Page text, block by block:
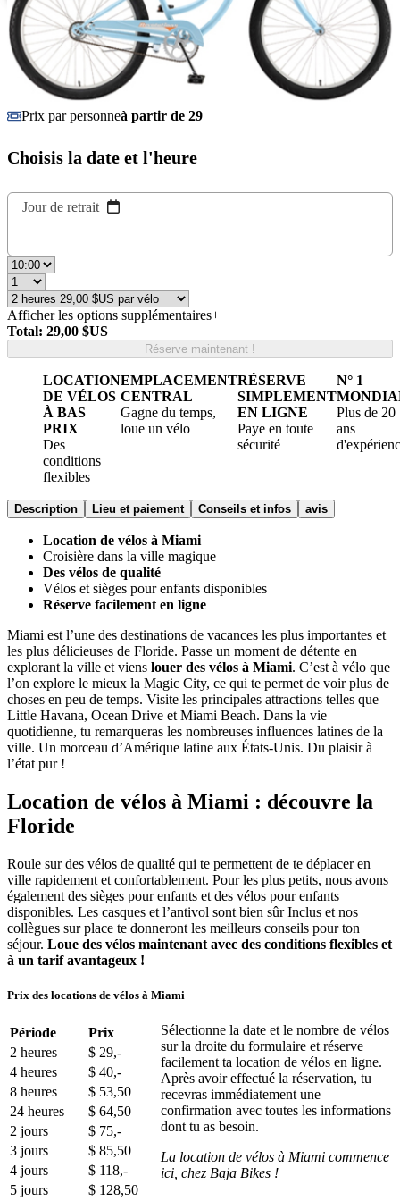
Prix par personneà partir de 29
Choisis la date et l'heure
Jour de retrait
Afficher les options supplémentaires+
Total: 29,00 $US
Réserve maintenant !
LOCATION
DE VÉLOS
À BAS
PRIX
Des
conditions
flexibles
EMPLACEMENT
CENTRAL
Gagne du temps,
loue un vélo
RÉSERVE
SIMPLEMENT
EN LIGNE
Paye en toute
sécurité
N° 1
Plus de 20
ans
Description Lieu et paiement Conseils et infos avis
Location de vélos à Miami
Croisière dans la ville magique
Des vélos de qualité
Vélos et sièges pour enfants disponibles
Réserve facilement en ligne
Miami est l’une des destinations de vacances les plus importantes et
les plus délicieuses de Floride. Passe un moment de détente en
explorant la ville et viens louer des vélos à Miami. C’est à vélo que
l’on explore le mieux la Magic City, ce qui te permet de voir plus de
choses en peu de temps. Visite les principales attractions telles que
Little Havana, Ocean Drive et Miami Beach. Dans la vie
quotidienne, tu remarqueras les nombreuses influences latines de la
ville. Un morceau d’Amérique latine aux États-Unis. Du plaisir à
l’état pur !
Location de vélos à Miami : découvre la
Floride
Roule sur des vélos de qualité qui te permettent de te déplacer en
ville rapidement et confortablement. Pour les plus petits, nous avons
également des sièges pour enfants et des vélos pour enfants
disponibles. Les casques et l’antivol sont bien sûr Inclus et nos
collègues sur place te donneront les meilleurs conseils pour ton
séjour. Loue des vélos maintenant avec des conditions flexibles et
à un tarif avantageux !
Prix des locations de vélos à Miami
Période
Prix
2 heures
$ 29,-
4 heures
$ 40,-
8 heures
$ 53,50
24 heures
$ 64,50
2 jours
$ 75,-
3 jours
$ 85,50
4 jours
$ 118,-
5 jours
$ 128,50
Sélectionne la date et le nombre de vélos
sur la droite du formulaire et réserve
facilement ta location de vélos en ligne.
Après avoir effectué la réservation, tu
recevras immédiatement une
confirmation avec toutes les informations
dont tu as besoin.
La location de vélos à Miami commence
ici, chez Baja Bikes !